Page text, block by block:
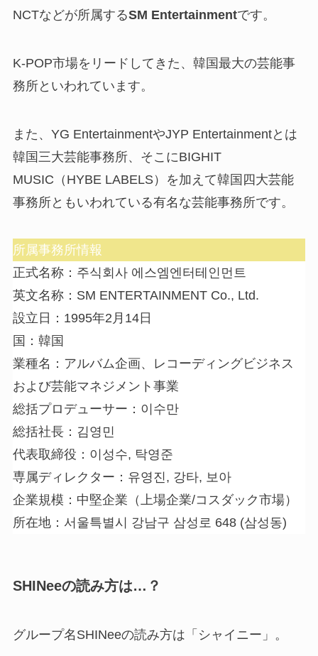
NCTなどが所属するSM Entertainmentです。
K-POP市場をリードしてきた、韓国最大の芸能事
務所といわれています。
また、YG EntertainmentやJYP Entertainmentとは
韓国三大芸能事務所、そこにBIGHIT
MUSIC（HYBE LABELS）を加えて韓国四大芸能
事務所ともいわれている有名な芸能事務所です。
所属事務所情報
正式名称：주식회사 에스엠엔터테인먼트
英文名称：SM ENTERTAINMENT Co., Ltd.
設立日：1995年2月14日
国：韓国
業種名：アルバム企画、レコーディングビジネス
および芸能マネジメント事業
総括プロデューサー：이수만
総括社長：김영민
代表取締役：이성수, 탁영준
専属ディレクター：유영진, 강타, 보아
企業規模：中堅企業（上場企業/コスダック市場）
所在地：서울특별시 강남구 삼성로 648 (삼성동)
SHINeeの読み方は…？
グループ名SHINeeの読み方は「シャイニー」。